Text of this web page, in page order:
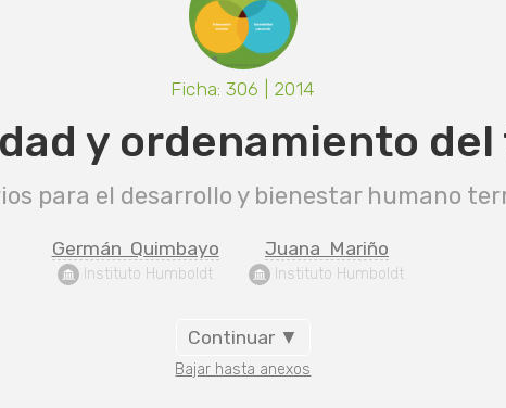
Ficha: 306 | 2014
y ordenamiento
para el desarrollo y bienestar humano
Germán  Quimbayo
Instituto Humboldt
Juana  Mariño
Instituto Humboldt
Continuar ▼
Bajar hasta anexos